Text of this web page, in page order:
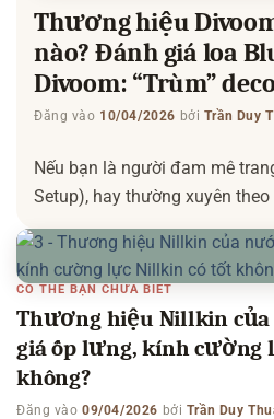
Thương hiệu
nào? Đánh giá loa
Divoom: “Trùm”
Đăng vào 10/04/2026 bởi Trần Duy
Nếu bạn là người đam mê
Setup), hay thường xuyên theo
Youtuber trên mạng xã hội,
nhìn thấy một chiếc loa
dáng chiếc máy tính cổ điển,
những hình ảnh chuyển […]
CÓ THỂ BẠN CHƯA BIẾT
Thương hiệu Nillkin
giá ốp lưng, kính cường
không?
Đăng vào09/04/2026 bởi Trần Duy